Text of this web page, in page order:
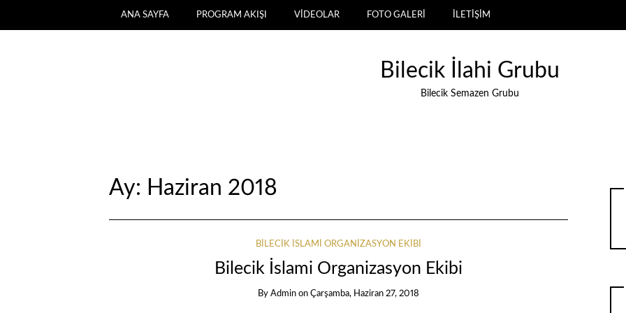
ANA SAYFA PROGRAM AKIŞI VİDEOLAR FOTO GALERİ İLETİŞİM
Bilecik İlahi Grubu
Bilecik Semazen Grubu
Ay: Haziran 2018
BILECIK İSLAMI ORGANIZASYON EKIBI
Bilecik İslami Organizasyon Ekibi
By Admin on Çarşamba, Haziran 27, 2018